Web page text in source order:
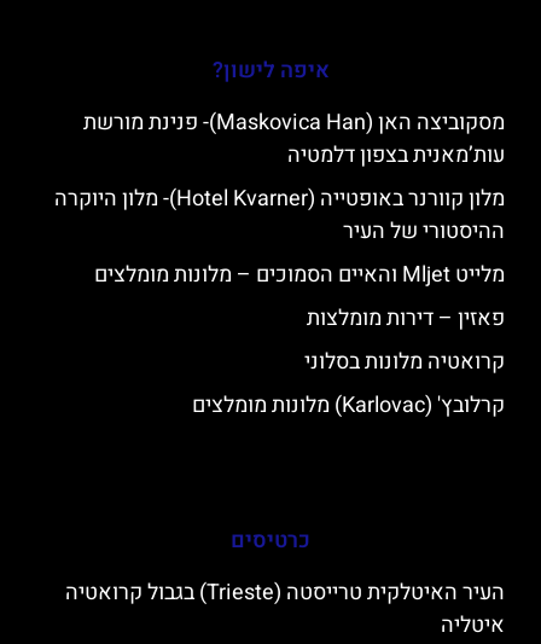
איפה לישון?
מסקוביצה האן (Maskovica Han)- פנינת מורשת
עות’מאנית בצפון דלמטיה
מלון קוורנר באופטייה (Hotel Kvarner)- מלון היוקרה
ההיסטורי של העיר
מלייט Mljet והאיים הסמוכים – מלונות מומלצים
פאזין – דירות מומלצות
קרואטיה מלונות בסלוני
קרלובץ' (Karlovac) מלונות מומלצים
כרטיסים
העיר האיטלקית טרייסטה (Trieste) בגבול קרואטיה
איטליה